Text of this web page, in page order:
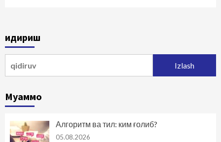
Қидириш
Муаммо
Алгоритм ва тил: ким ғолиб?
05.08.2026